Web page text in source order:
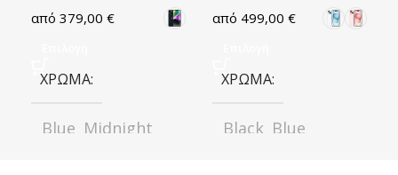
379,00 €
ΧΡΏΜΑ
Blue Midnight
499,00 €
ΧΡΏΜΑ
Black Blue